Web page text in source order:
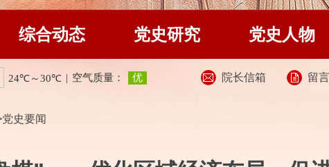
综合动态 党史研究 党史人物
院长信箱 留
党史要闻